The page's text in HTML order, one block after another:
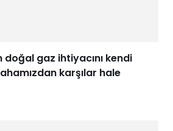
doğal gaz ihtiyacını kendi
karşılar hale